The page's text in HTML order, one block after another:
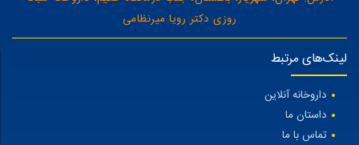
روزی دکتر رویا میرنظامی
لینک‌های مرتبط
داروخانه آنلاین
داستان ما
تماس با ما